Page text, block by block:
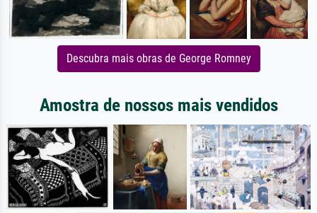
Descubra mais obras de George Romney
Amostra de nossos mais vendidos